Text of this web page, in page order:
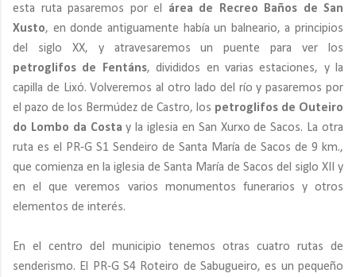
esta ruta pasaremos por el área de Recreo Baños de San
Xusto, en donde antiguamente había un balneario, a principios
del siglo XX, y atravesaremos un puente para ver los
petroglifos de Fentáns, divididos en varias estaciones, y la
capilla de Lixó. Volveremos al otro lado del río y pasaremos por
el pazo de los Bermúdez de Castro, los petroglifos de Outeiro
do Lombo da Costa y la iglesia en San Xurxo de Sacos. La otra
ruta es el PR-G S1 Sendeiro de Santa María de Sacos de 9 km.,
que comienza en la iglesia de Santa María de Sacos del siglo XII y
en el que veremos varios monumentos funerarios y otros
elementos de interés.
En el centro del municipio tenemos otras cuatro rutas de
senderismo. El PR-G S4 Roteiro de Sabugueiro, es un pequeño